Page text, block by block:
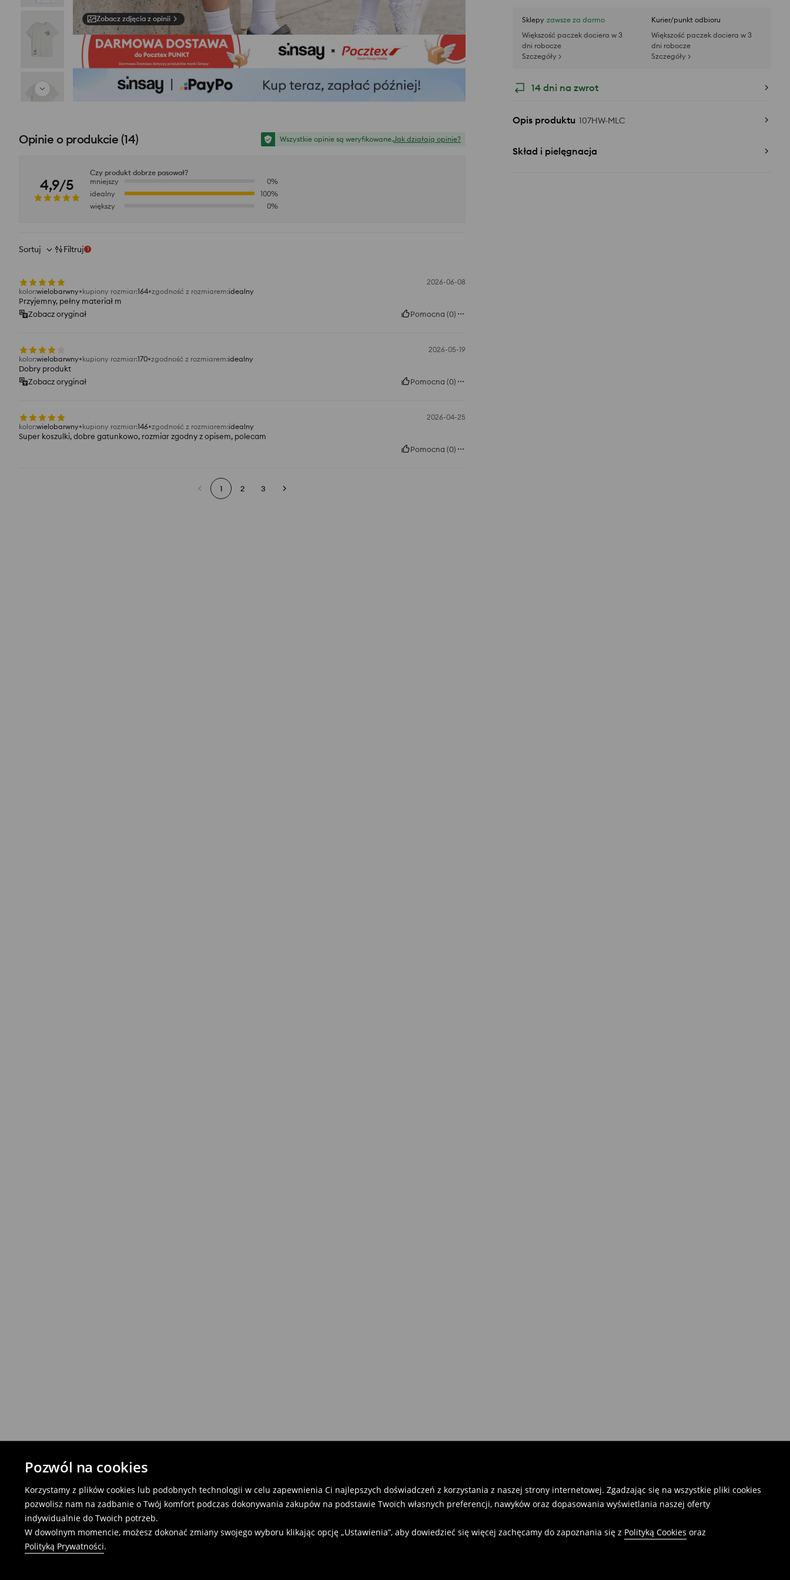
Pozwól na cookies
Korzystamy z plików cookies lub podobnych technologii w celu zapewnienia Ci najlepszych doświadczeń z korzystania z naszej strony internetowej. Zgadzając się na wszystkie pliki cookies
pozwolisz nam na zadbanie o Twój komfort podczas dokonywania zakupów na podstawie Twoich własnych preferencji, nawyków oraz dopasowania wyświetlania naszej oferty
indywidualnie do Twoich potrzeb.
W dowolnym momencie, możesz dokonać zmiany swojego wyboru klikając opcję „Ustawienia”, aby dowiedzieć się więcej zachęcamy do zapoznania się z Polityką Cookies oraz
Polityką Prywatności.
Sklepy zawsze za darmo
Większość paczek dociera w 3
dni robocze
Szczegóły >
Kurier/punkt odbioru
Większość paczek dociera w 3
dni robocze
Szczegóły >
14 dni na zwrot
Opis produktu 107HW-MLC
Skład i pielęgnacja
Zobacz zdjęcia z opinii
Opinie o produkcie (14) Wszystkie opinie są weryfikowane.Jak działają opinie?
4,9/5
Czy produkt dobrze pasował?
mniejszy
0%
idealny
100%
większy
0%
Sortuj Filtruj 1
2026-06-08
kolor:wielobarwny kupiony rozmiar:164 zgodność z rozmiarem:idealny
Przyjemny, pełny materiał m
Zobacz oryginał
Pomocna (0)
2026-05-19
kolor:wielobarwny kupiony rozmiar:170 zgodność z rozmiarem:idealny
Dobry produkt
Zobacz oryginał
Pomocna (0)
2026-04-25
kolor:wielobarwny kupiony rozmiar:146 zgodność z rozmiarem:idealny
Super koszulki, dobre gatunkowo, rozmiar zgodny z opisem, polecam
Pomocna (0)
1 2 3